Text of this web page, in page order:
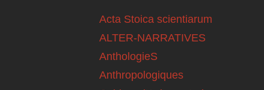
Acta Stoica scientiarum
ALTER-NARRATIVES
AnthologieS
Anthropologiques